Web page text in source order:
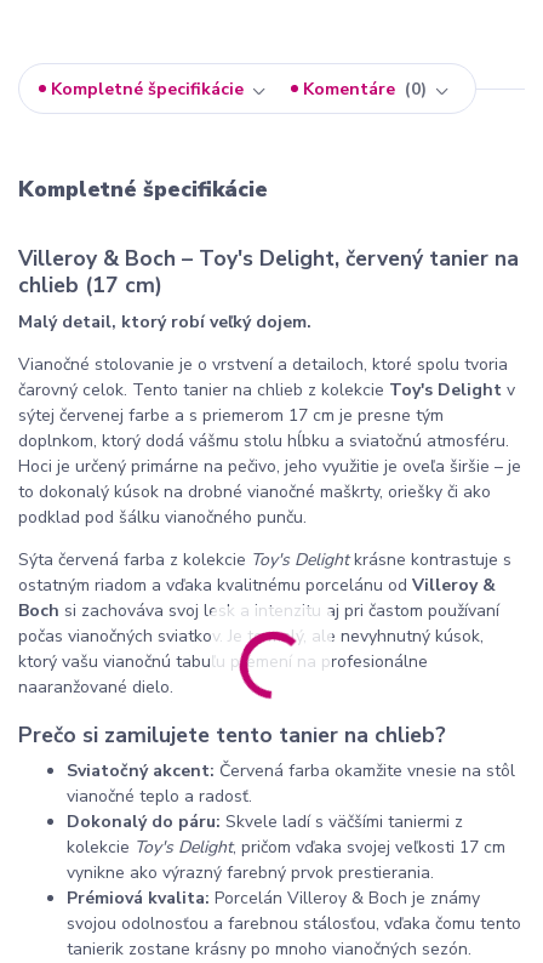
Kompletné špecifikácie Komentáre 0
Kompletné špecifikácie
Villeroy & Boch – Toy's Delight, červený tanier na
chlieb (17 cm)
Malý detail, ktorý robí veľký dojem.
Vianočné stolovanie je o vrstvení a detailoch, ktoré spolu tvoria
čarovný celok. Tento tanier na chlieb z kolekcie Toy's Delight v
sýtej červenej farbe a s priemerom 17 cm je presne tým
doplnkom, ktorý dodá vášmu stolu hĺbku a sviatočnú atmosféru.
Hoci je určený primárne na pečivo, jeho využitie je oveľa širšie – je
to dokonalý kúsok na drobné vianočné maškrty, oriešky či ako
podklad pod šálku vianočného punču.
Sýta červená farba z kolekcie Toy's Delightkrásne kontrastuje s
ostatným riadom a vďaka kvalitnému porcelánu od Villeroy &
Boch si zachováva svoj lesk a intenzitu aj pri častom používaní
počas vianočných sviatkov. Je to malý, ale nevyhnutný kúsok,
ktorý vašu vianočnú tabuľu premení na profesionálne
naaranžované dielo.
Prečo si zamilujete tento tanier na chlieb?
Sviatočný akcent: Červená farba okamžite vnesie na stôl
vianočné teplo a radosť.
Dokonalý do páru: Skvele ladí s väčšími taniermi z
kolekcie Toy's Delight, pričom vďaka svojej veľkosti 17 cm
vynikne ako výrazný farebný prvok prestierania.
Prémiová kvalita: Porcelán Villeroy & Boch je známy
svojou odolnosťou a farebnou stálosťou, vďaka čomu tento
tanierik zostane krásny po mnoho vianočných sezón.